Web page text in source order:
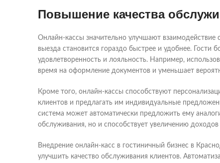
Повышение качества
Онлайн-кассы значительно улучшают взаимодействие
выезда становится гораздо быстрее и удобнее.
удовлетворенность и лояльность. Например,
время на оформление документов и уменьшает
Кроме того, онлайн-кассы способствуют
клиентов и предлагать им индивидуальные
система может автоматически предложить ему
обслуживания, но и способствует увеличению
Внедрение онлайн-касс в гостиничный бизнес в
улучшить качество обслуживания клиентов.